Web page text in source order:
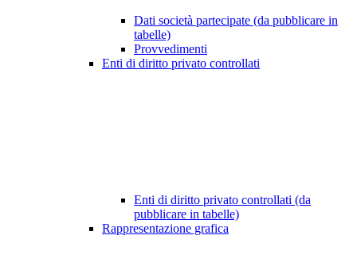
Dati società partecipate (da pubblicare in
tabelle)
Provvedimenti
Enti di diritto privato controllati
Enti di diritto privato controllati (da
pubblicare in tabelle)
Rappresentazione grafica